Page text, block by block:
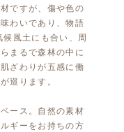
ですが、傷や色の
わいであり、物語
風土にも合い、周
まるで森林の中に
ざわりが五感に働
巡ります。
ース。自然の素材
ギーをお持ちの方